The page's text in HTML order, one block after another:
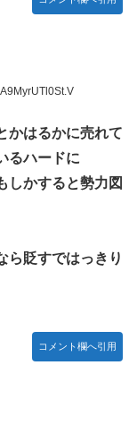
かはるかに売れて
るハードに
しかすると勢力図
ら貶すではっきり
コメント欄へ引用